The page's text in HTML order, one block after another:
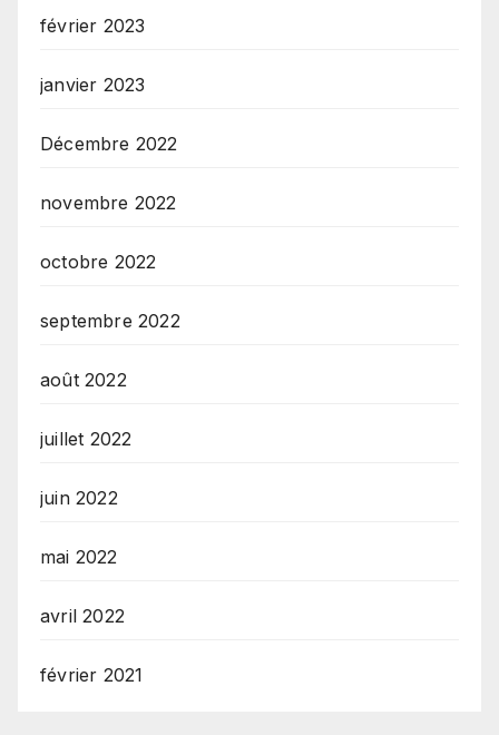
février 2023
janvier 2023
Décembre 2022
novembre 2022
octobre 2022
septembre 2022
août 2022
juillet 2022
juin 2022
mai 2022
avril 2022
février 2021